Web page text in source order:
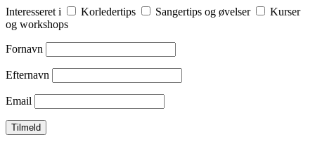
Interesseret i Korledertips Sangertips og øvelser
Kurser
og workshops
Fornavn
Efternavn
Email